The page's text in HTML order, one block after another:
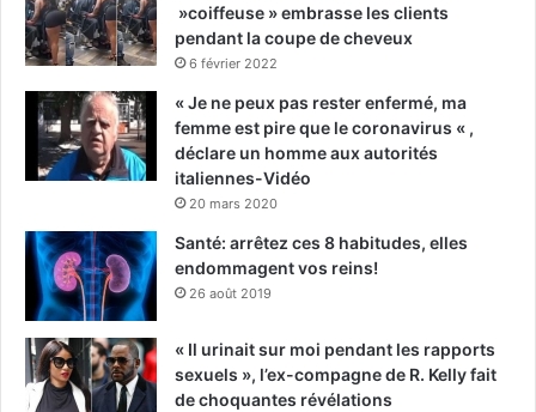
»coiffeuse » embrasse les clients
pendant la coupe de cheveux
6 février 2022
« Je ne peux pas rester enfermé, ma
femme est pire que le coronavirus « ,
déclare un homme aux autorités
italiennes-Vidéo
20 mars 2020
Santé: arrêtez ces 8 habitudes, elles
endommagent vos reins!
26 août 2019
« Il urinait sur moi pendant les rapports
sexuels », l’ex-compagne de R. Kelly fait
de choquantes révélations